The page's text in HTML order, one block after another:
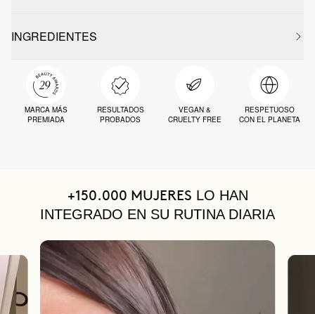
INGREDIENTES
MARCA MÁS
PREMIADA
RESULTADOS
PROBADOS
VEGAN &
CRUELTY FREE
RESPETUOSO
CON EL PLANETA
+150.000 MUJERES LO HAN
INTEGRADO EN SU RUTINA DIARIA